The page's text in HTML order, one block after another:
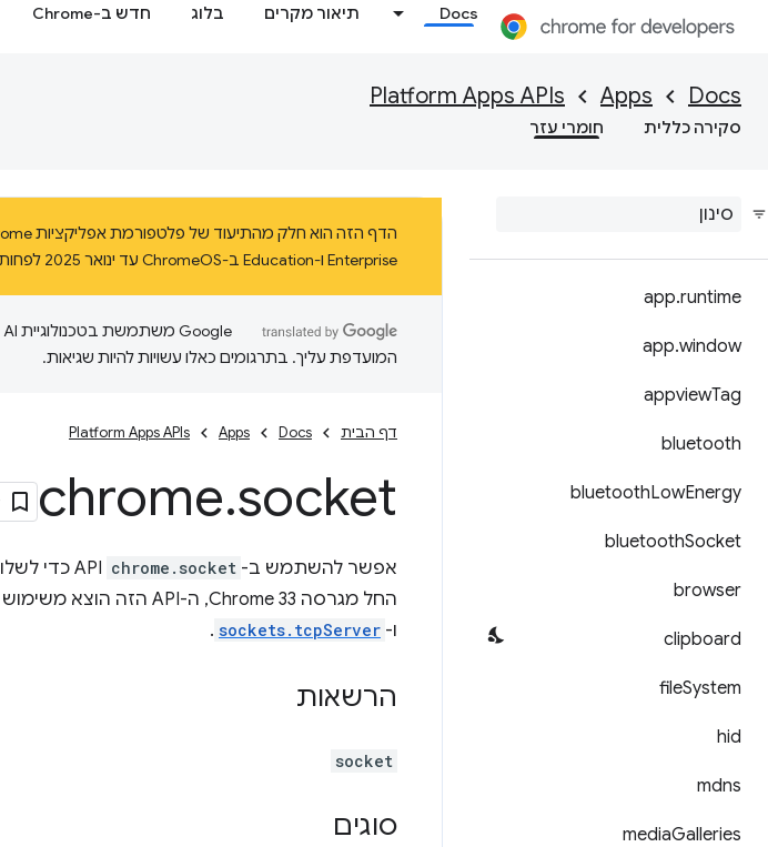
Docs תיאור מקרים בלוג חדש ב-Chrome
Docs
Apps
Platform Apps APIs
סקירה כללית חומרי עזר
app.runtime
app.window
appviewTag
bluetooth
bluetoothLowEnergy
bluetoothSocket
browser
clipboard
fileSystem
hid
mdns
mediaGalleries
Enterprise ו-Education ב-ChromeOS עד ינואר 2025 לפחות.
המועדפת עליך. בתרגומים כאלו עשויות להיות שגיאות.
דף הבית Docs
Apps
Platform Apps APIs
chrome.socket
אפשר להשתמש ב- chrome.socket
החל מגרסה Chrome 33, ה-API הזה הוצא משימוש לטובת ממשקי ה-API‏
ו- sockets.tcpServer
.
הרשאות
socket
סוגים